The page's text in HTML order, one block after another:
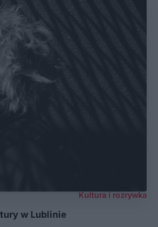
Kultura i rozrywka
w Lublinie